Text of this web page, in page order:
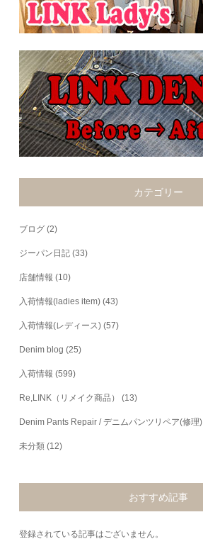
カテゴリー
ブログ (2)
ジーパン日記 (33)
店舗情報 (10)
入荷情報(ladies item) (43)
入荷情報(レディース) (57)
Denim blog (25)
入荷情報 (599)
Re,LINK（リメイク商品） (13)
Denim Pants Repair / デニムパンツリペア(修理)
未分類 (12)
おすすめ記事
登録されている記事はございません。